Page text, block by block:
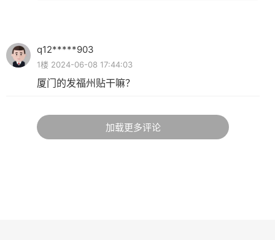
q12*****903
1楼 2024-06-08 17:44:03
厦门的发福州贴干嘛？
加载更多评论